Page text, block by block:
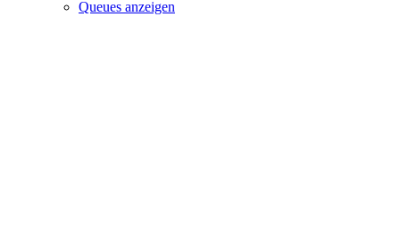
Queues anzeigen